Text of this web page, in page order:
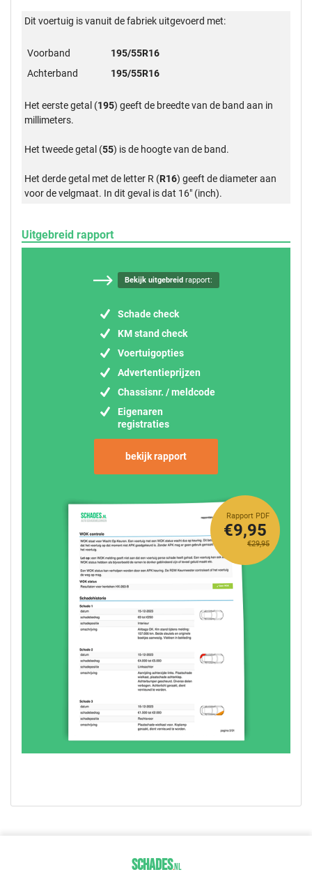
Dit voertuig is vanuit de fabriek uitgevoerd met:
Voorband
195/55R16
Achterband
195/55R16
Het eerste getal (195) geeft de breedte van de band aan in
millimeters.
Het tweede getal (55) is de hoogte van de band.
Het derde getal met de letter R (R16) geeft de diameter aan
voor de velgmaat. In dit geval is dat 16" (inch).
Uitgebreid rapport
Bekijk uitgebreid rapport:
Schade check
KM stand check
Voertuigopties
Advertentieprijzen
Chassisnr. / meldcode
Eigenaren
registraties
bekijk rapport
Rapport PDF
€29,95
€9,95
SCHADES.NL